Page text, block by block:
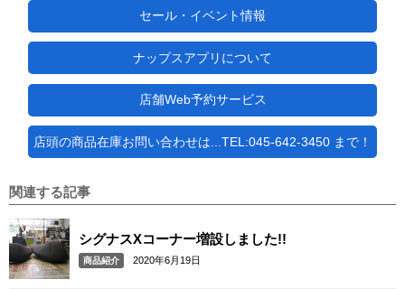
セール・イベント情報
ナップスアプリについて
店舗Web予約サービス
店頭の商品在庫お問い合わせは...TEL:045-642-3450 まで！
関連する記事
シグナスXコーナー増設しました!!
商品紹介 2020年6月19日